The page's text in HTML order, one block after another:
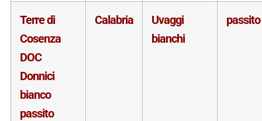
Terre di
Cosenza
DOC
Donnici
bianco
passito
Calabria
Uvaggi
bianchi
passito